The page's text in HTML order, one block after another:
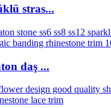
stras...
daş ...